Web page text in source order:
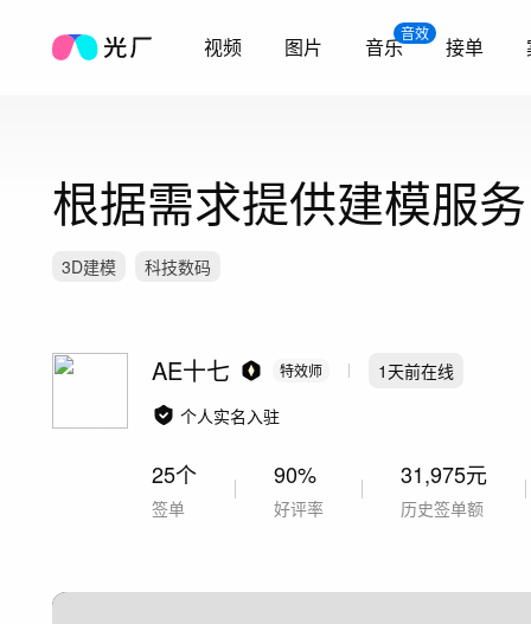
视频 图片
音效
音乐 接单
根据需求提供建模服务
3D建模 科技数码
AE十七 特效师 1天前在线
个人实名入驻
25个
签单
90%
好评率
31,975元
历史签单额